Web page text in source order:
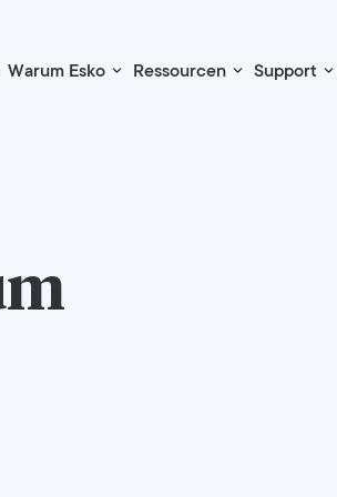
Warum Esko Ressourcen Support